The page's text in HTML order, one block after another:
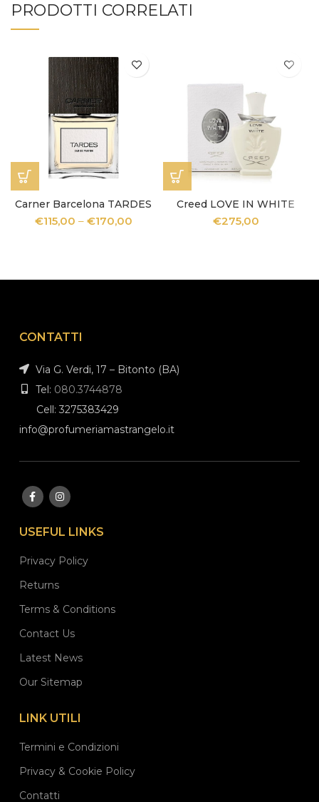
PRODOTTI CORRELATI
Carner Barcelona TARDES
€115,00 – €170,00
Creed LOVE IN WHITE
€275,00
CONTATTI
Via G. Verdi, 17 – Bitonto (BA)
Tel: 080.3744878
Cell: 3275383429
info@profumeriamastrangelo.it
USEFUL LINKS
Privacy Policy
Returns
Terms & Conditions
Contact Us
Latest News
Our Sitemap
LINK UTILI
Termini e Condizioni
Privacy & Cookie Policy
Contatti